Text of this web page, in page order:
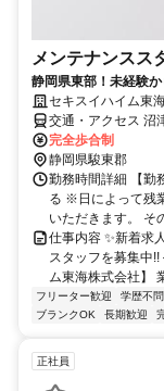
メンテナンスス
静岡県東部！未経験
セキスイハイム東
交通・アクセス 沼
完全歩合制
静岡県駿東郡
勤務時間詳細 【勤
る ※日によって残
いただきます。 そ
仕事内容 ✨新着求
スタッフを募
ム東海株式会社
フリーター歓迎 学歴不問
ブランクOK
長期歓迎
正社員